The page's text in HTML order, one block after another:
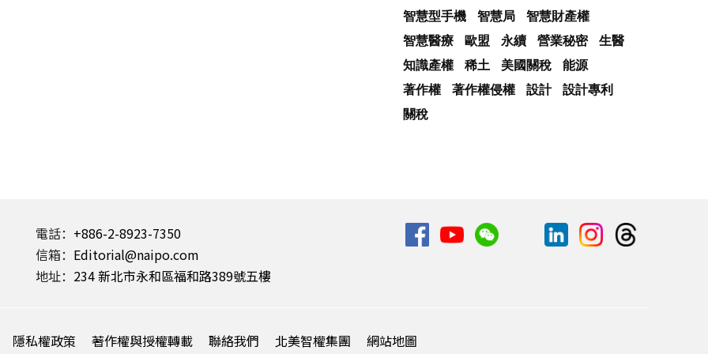
智慧型手機 智慧局
智慧財產權
智慧醫療
歐盟 永續 營業秘密
生醫
知識產權
稀土 美國關稅
能源
著作權
著作權侵權 設計
設計專利
關稅
電話： +886-2-8923-7350
信箱： Editorial@naipo.com
地址： 234 新北市永和區福和路389號五樓
隱私權政策 著作權與授權轉載 聯絡我們 北美智權集團 網站地圖